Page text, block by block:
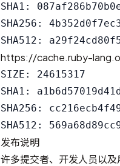
SHA1:
SHA256:
https://cache.ruby-
SIZE: 24615317
SHA1:
SHA256:
发布说明
许多提交者、开发人员以及